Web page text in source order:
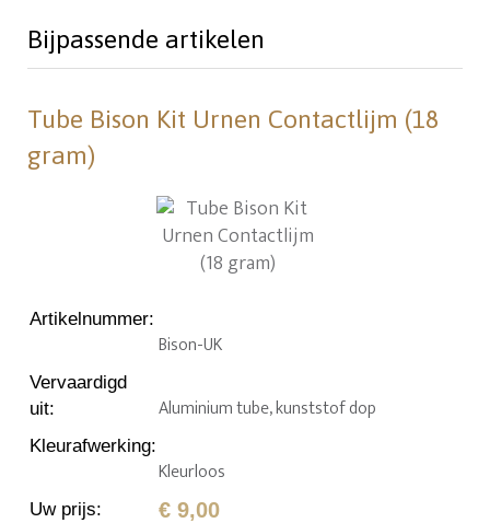
Bijpassende artikelen
Tube Bison Kit Urnen Contactlijm (18
gram)
Artikelnummer:
Bison-UK
Vervaardigd
uit: Aluminium tube, kunststof dop
Kleurafwerking:
Kleurloos
Uw prijs: € 9,00